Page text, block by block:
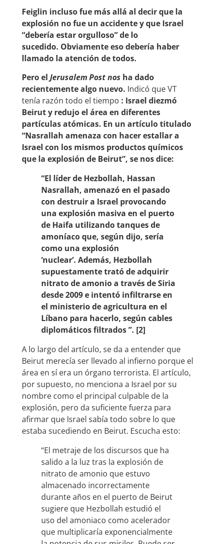
Feiglin incluso fue más allá al decir que la
explosión no fue un accidente y que Israel
“debería estar orgulloso” de lo
sucedido. Obviamente eso debería haber
llamado la atención de todos.
Pero el Jerusalem Post nos ha dado
recientemente algo nuevo. Indicó que VT
tenía razón todo el tiempo : Israel diezmó
Beirut y redujo el área en diferentes
partículas atómicas. En un artículo titulado
“Nasrallah amenaza con hacer estallar a
Israel con los mismos productos químicos
que la explosión de Beirut”, se nos dice:
“El líder de Hezbollah, Hassan
Nasrallah, amenazó en el pasado
con destruir a Israel provocando
una explosión masiva en el puerto
de Haifa utilizando tanques de
amoníaco que, según dijo, sería
como una explosión
‘nuclear’. Además, Hezbollah
supuestamente trató de adquirir
nitrato de amonio a través de Siria
desde 2009 e intentó infiltrarse en
el ministerio de agricultura en el
Líbano para hacerlo, según cables
diplomáticos filtrados ”. [2]
A lo largo del artículo, se da a entender que
Beirut merecía ser llevado al infierno porque el
área en sí era un órgano terrorista. El artículo,
por supuesto, no menciona a Israel por su
nombre como el principal culpable de la
explosión, pero da suficiente fuerza para
afirmar que Israel sabía todo sobre lo que
estaba sucediendo en Beirut. Escucha esto:
“El metraje de los discursos que ha
salido a la luz tras la explosión de
nitrato de amonio que estuvo
almacenado incorrectamente
durante años en el puerto de Beirut
sugiere que Hezbollah estudió el
uso del amoniaco como acelerador
que multiplicaría exponencialmente